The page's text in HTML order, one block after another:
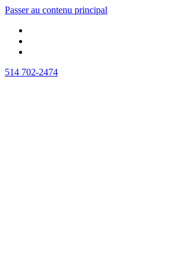
Passer au contenu principal
514 702-2474